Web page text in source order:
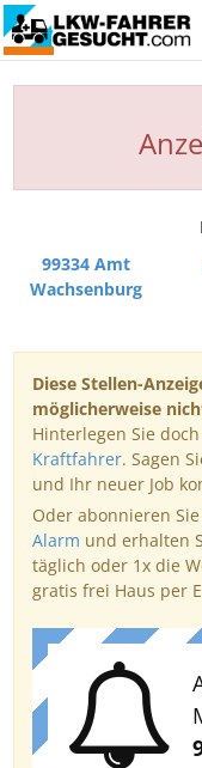
99334 Amt
Wachsenburg
Diese Stellen-
möglicherweise
Hinterlegen Sie
Kraftfahrer. Sagen
und Ihr neuer Job
Oder abonnieren
Alarm und erhalten
täglich oder 1x die
gratis frei Haus per